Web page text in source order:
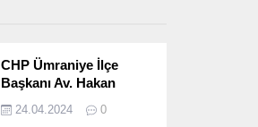
CHP Ümraniye İlçe
Başkanı Av. Hakan
Seçimlerini
24.04.2024 0